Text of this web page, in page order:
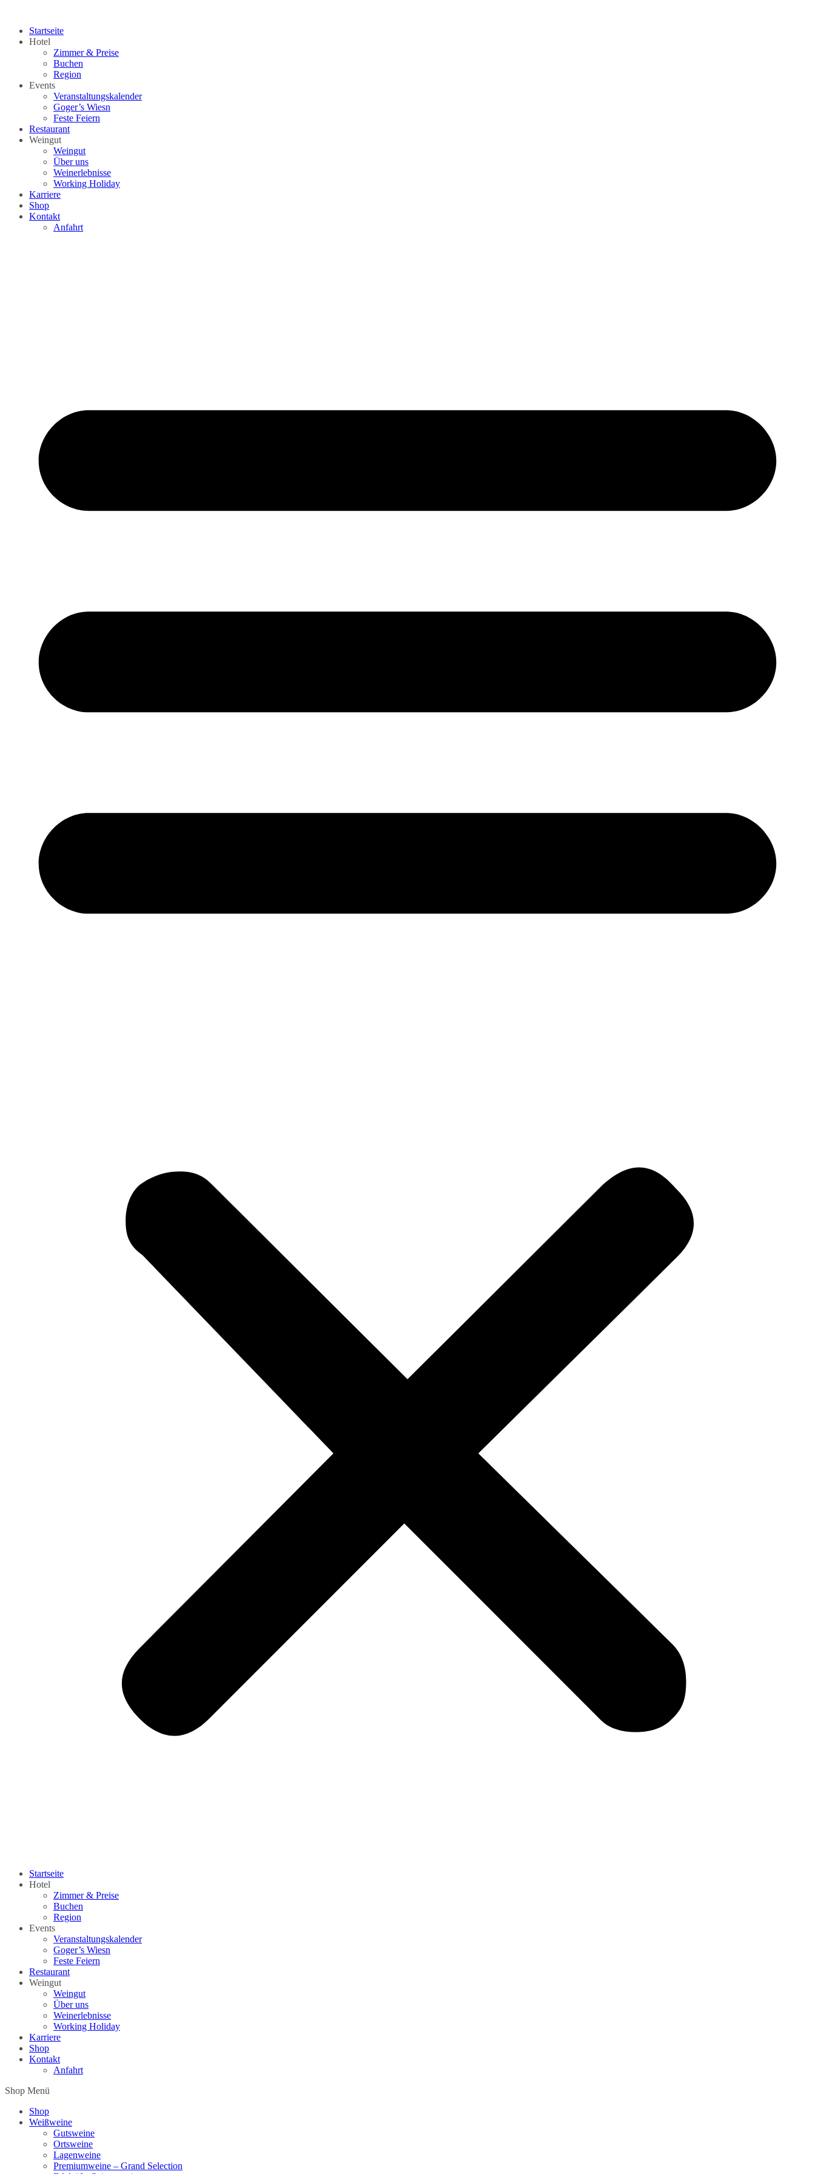
springenStartseite
Hotel
Zimmer & Preise
Buchen
Region
Events
Veranstaltungskalender
Goger’s Wiesn
Feste Feiern
Restaurant
Weingut
Weingut
Über uns
Weinerlebnisse
Working Holiday
Karriere
Shop
Kontakt
Anfahrt
Startseite
Hotel
Zimmer & Preise
Buchen
Region
Events
Veranstaltungskalender
Goger’s Wiesn
Feste Feiern
Restaurant
Weingut
Weingut
Über uns
Weinerlebnisse
Working Holiday
Karriere
Shop
Kontakt
Anfahrt
Shop Menü
Shop
Weißweine
Gutsweine
Ortsweine
Lagenweine
Premiumweine – Grand Selection